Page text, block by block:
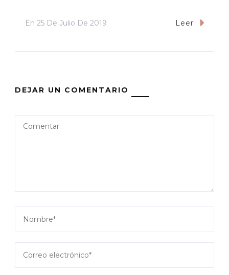
En 25 De Julio De 2019 Leer
DEJAR UN COMENTARIO